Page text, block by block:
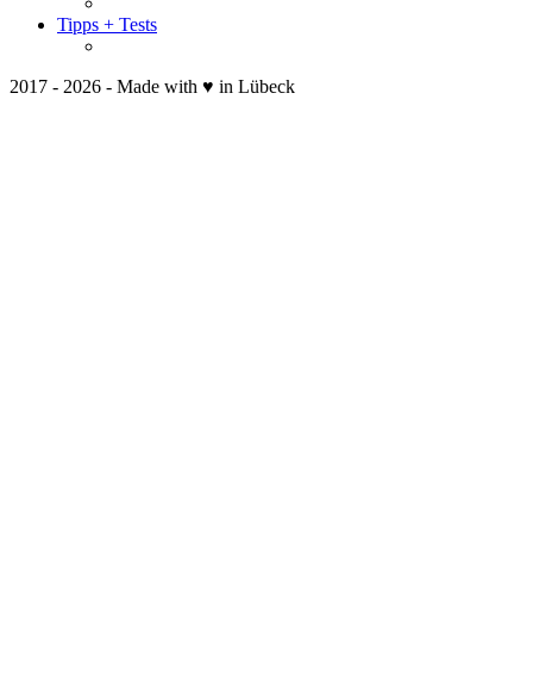
Tipps + Tests
2017 - 2026 - Made with ♥ in Lübeck